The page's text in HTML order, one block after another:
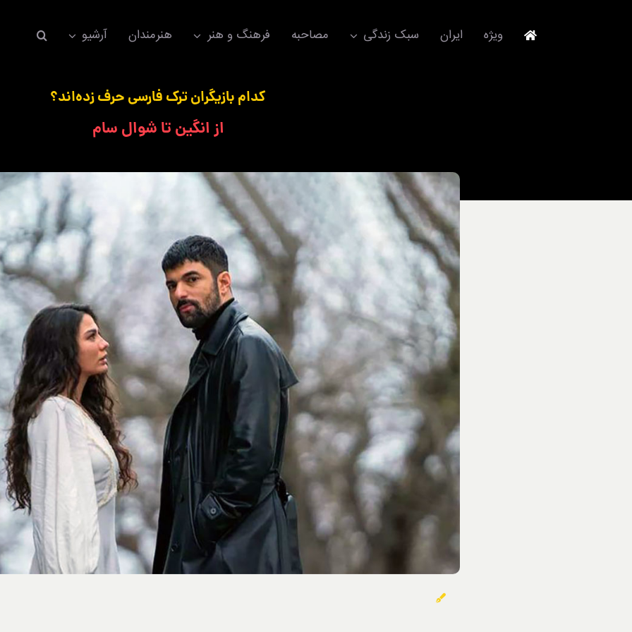
ویژه ایران سبک زندگی
برند
لباس
آداب معاشرت
ورزش/ سلامت/ زیبایی
تکنولوژی
خودرو
خوردنی‌ها
اکسسوری
استایل
مصاحبه فرهنگ و هنر هنرمندان آرشیو
کدام بازیگران ترک فارسی حرف زده‌اند؟
از انگین تا شوال سام